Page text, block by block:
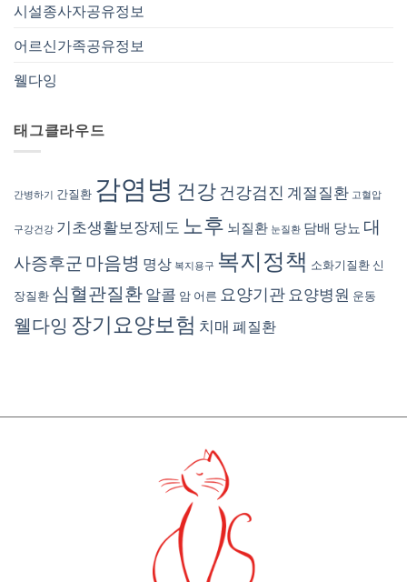
시설종사자공유정보
어르신가족공유정보
웰다잉
태그클라우드
간병하기 간질환 감염병 건강 건강검진 계절질환 고혈압
구강건강 기초생활보장제도 노후 뇌질환 눈질환 담배 당뇨 대
사증후군 마음병 명상 복지용구 복지정책 소화기질환 신
장질환 심혈관질환알콜 암 어른 요양기관요양병원 운동
웰다잉 장기요양보험 치매 폐질환